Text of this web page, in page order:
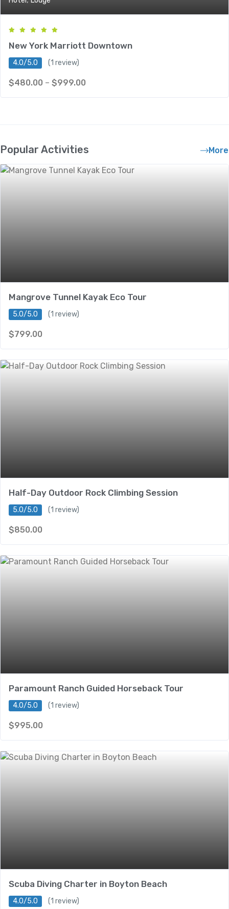
New York Marriott Downtown
4.0/5.0 (1 review)
$480.00 – $999.00
Popular Activities More
Mangrove Tunnel Kayak Eco Tour
5.0/5.0 (1 review)
$799.00
Half-Day Outdoor Rock Climbing Session
5.0/5.0 (1 review)
$850.00
Paramount Ranch Guided Horseback Tour
4.0/5.0 (1 review)
$995.00
Scuba Diving Charter in Boyton Beach
4.0/5.0 (1 review)